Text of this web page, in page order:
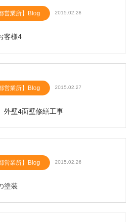
営業所】Blog 2015.02.28
客様4
営業所】Blog 2015.02.27
壁4面壁修繕工事
営業所】Blog 2015.02.26
塗装